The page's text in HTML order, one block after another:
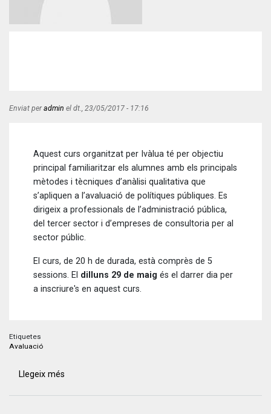
Enviat peradmin el dt., 23/05/2017 - 17:16
Aquest curs organitzat per Ivàlua té per objectiu
principal familiaritzar els alumnes amb els principals
mètodes i tècniques d’anàlisi qualitativa que
s’apliquen a l’avaluació de polítiques públiques. Es
dirigeix a professionals de l’administració pública,
del tercer sector i d’empreses de consultoria per al
sector públic.
El curs, de 20 h de durada, està comprès de 5
sessions. El dilluns 29 de maig és el darrer dia per
a inscriure's en aquest curs.
Etiquetes
Avaluació
Llegeix més